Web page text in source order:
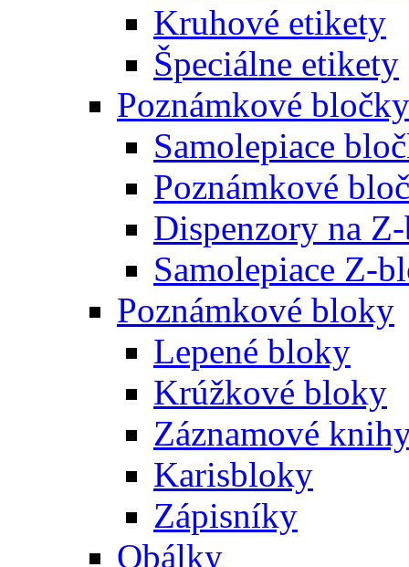
Kruhové etikety
Špeciálne etikety
Poznámkové bločky
Samolepiace
Poznámkové
Dispenzory na
Samolepiace Z-
Poznámkové bloky
Lepené bloky
Krúžkové bloky
Záznamové
Karisbloky
Zápisníky
Obálky